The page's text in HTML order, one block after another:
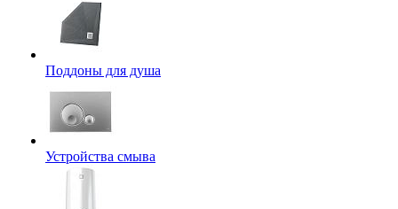
Поддоны для душа
Устройства смыва